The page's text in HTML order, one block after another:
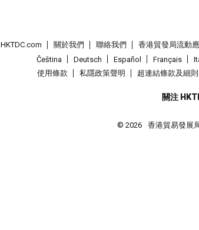
HKTDC.com 關於我們 聯絡我們 香港貿發局流動
Čeština
Deutsch Español Français
使用條款
私隱政策聲明 超連結條款及細則
關注
© 2026 香港貿易發展